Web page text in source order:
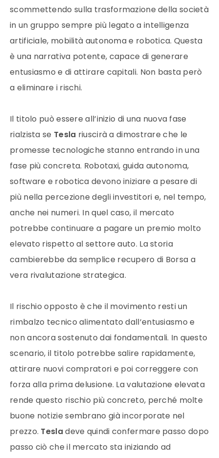
scommettendo sulla trasformazione della società
in un gruppo sempre più legato a intelligenza
artificiale, mobilità autonoma e robotica. Questa
è una narrativa potente, capace di generare
entusiasmo e di attirare capitali. Non basta però
a eliminare i rischi.
Il titolo può essere all’inizio di una nuova fase
rialzista se Tesla riuscirà a dimostrare che le
promesse tecnologiche stanno entrando in una
fase più concreta. Robotaxi, guida autonoma,
software e robotica devono iniziare a pesare di
più nella percezione degli investitori e, nel tempo,
anche nei numeri. In quel caso, il mercato
potrebbe continuare a pagare un premio molto
elevato rispetto al settore auto. La storia
cambierebbe da semplice recupero di Borsa a
vera rivalutazione strategica.
Il rischio opposto è che il movimento resti un
rimbalzo tecnico alimentato dall’entusiasmo e
non ancora sostenuto dai fondamentali. In questo
scenario, il titolo potrebbe salire rapidamente,
attirare nuovi compratori e poi correggere con
forza alla prima delusione. La valutazione elevata
rende questo rischio più concreto, perché molte
buone notizie sembrano già incorporate nel
prezzo. Tesladeve quindi confermare passo dopo
passo ciò che il mercato sta iniziando ad